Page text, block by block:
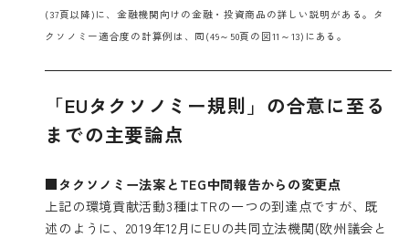
(37頁以降)に、金融機関向けの金融・投資商品の詳しい説明がある。タ
クソノミー適合度の計算例は、同(49～50頁の図11～13)にある。
「EUタクソノミー規則」の合意に至る
までの主要論点
■タクソノミー法案とTEG中間報告からの変更点
上記の環境貢献活動3種はTRの一つの到達点ですが、既
述のように、2019年12月にEUの共同立法機関(欧州議会と